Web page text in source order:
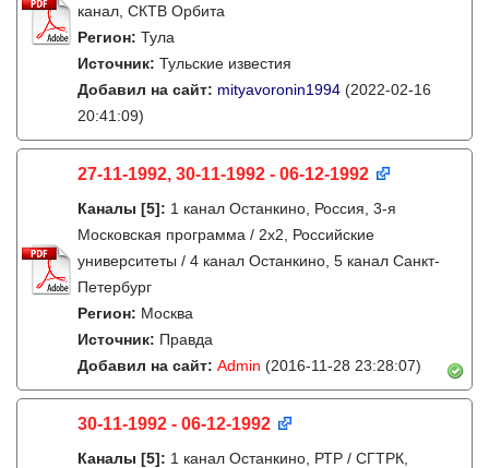
канал, СКТВ Орбита
Регион: Тула
Источник: Тульские известия
Добавил на сайт: mityavoronin1994 (2022-02-16
20:41:09)
27-11-1992, 30-11-1992 - 06-12-1992
Каналы [5]: 1 канал Останкино, Россия, 3-я
Московская программа / 2x2, Российские
университеты / 4 канал Останкино, 5 канал Санкт-
Петербург
Регион: Москва
Источник: Правда
Добавил на сайт: Admin (2016-11-28 23:28:07)
30-11-1992 - 06-12-1992
Каналы [5]: 1 канал Останкино, РТР / СГТРК,